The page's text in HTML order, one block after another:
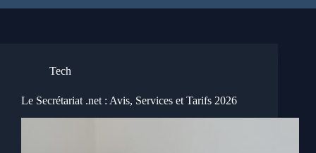
Tech
Le Secrétariat .net : Avis, Services et Tarifs 2026